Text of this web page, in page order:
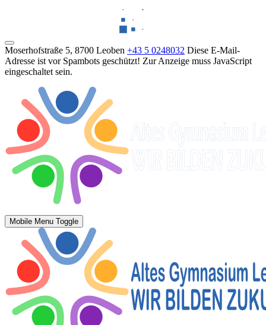
Moserhofstraße 5, 8700 Leoben +43 5 0248032 Diese E-Mail-
Adresse ist vor Spambots geschützt! Zur Anzeige muss JavaScript
eingeschaltet sein.
Mobile Menu Toggle